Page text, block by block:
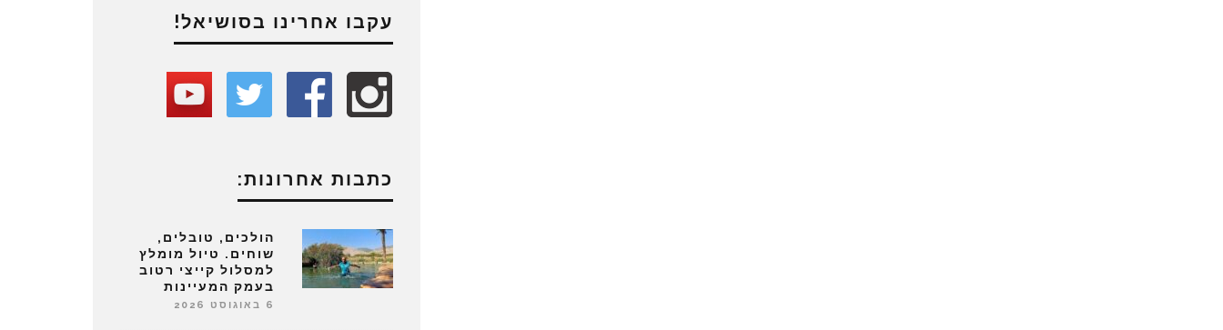
עקבו אחרינו בסושיאל!
כתבות אחרונות:
הולכים, טובלים,
שוחים. טיול מומלץ
למסלול קייצי רטוב
בעמק המעיינות
6 באוגוסט 2026